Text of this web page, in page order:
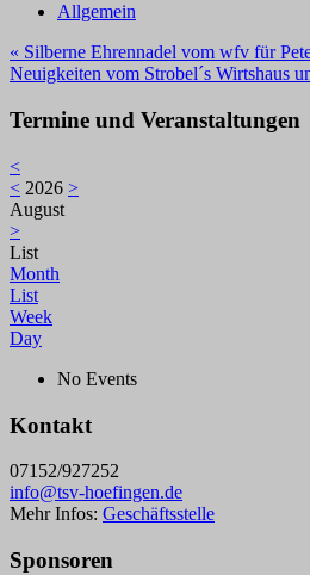
Allgemein
Beitragsnavigation
« Silberne Ehrennadel vom wfv für
Neuigkeiten vom Strobel´s Wirtshaus
Termine und Veranstaltungen
<
< 2026 >
August
>
List
Month
List
Week
Day
No Events
Kontakt
07152/927252
info@tsv-hoefingen.de
Mehr Infos: Geschäftsstelle
Sponsoren